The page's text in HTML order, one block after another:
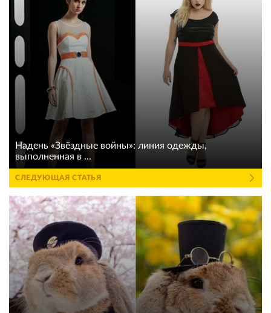
Надень «Звёздные войны»: линия одежды,
выполненная в ...
СЛЕДУЮЩАЯ СТАТЬЯ